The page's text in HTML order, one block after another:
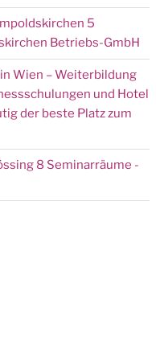
5
Betriebs-GmbH
Wien – Weiterbildung
und Hotel
der beste Platz zum
8 Seminarräume -